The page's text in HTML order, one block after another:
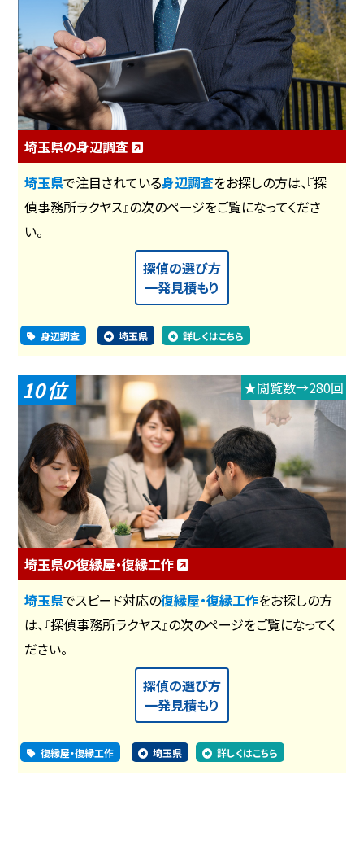
埼玉県の身辺調査
埼玉県で注目されている身辺調査をお探しの方は、『探
偵事務所ラクヤス』の次のページをご覧になってくださ
い。
探偵の選び方
一発見積もり
身辺調査 埼玉県 詳しくはこちら
10 ★閲覧数→280回
埼玉県の復縁屋・復縁工作
埼玉県でスピード対応の復縁屋・復縁工作をお探しの方
は、『探偵事務所ラクヤス』の次のページをご覧になってく
ださい。
探偵の選び方
一発見積もり
復縁屋・復縁工作 埼玉県 詳しくはこちら